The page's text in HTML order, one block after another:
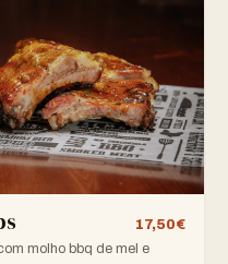
17,50€
molho bbq de mel e